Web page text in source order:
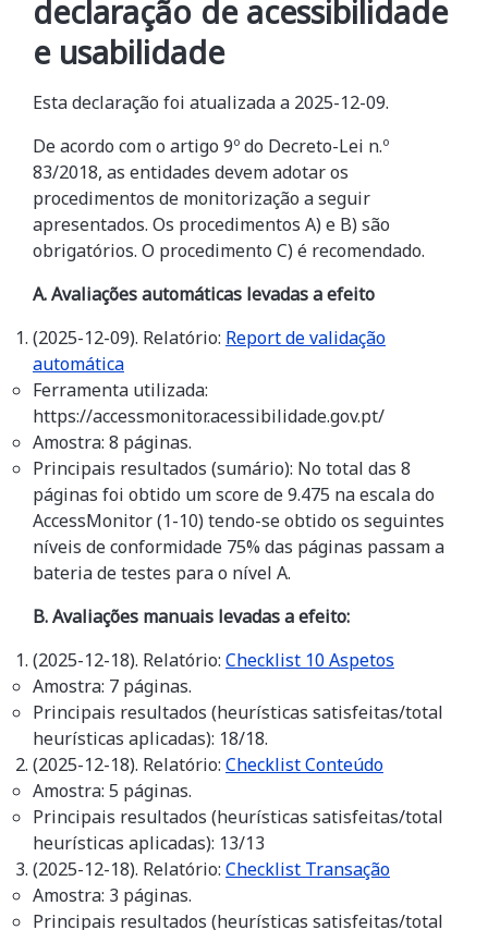
declaração de acessibilidade
e usabilidade
Esta declaração foi atualizada a 2025-12-09.
De acordo com o artigo 9º do Decreto-Lei n.º
83/2018, as entidades devem adotar os
procedimentos de monitorização a seguir
apresentados. Os procedimentos A) e B) são
obrigatórios. O procedimento C) é recomendado.
A. Avaliações automáticas levadas a efeito
(2025-12-09). Relatório: Report de validação
automática
Ferramenta utilizada:
https://accessmonitor.acessibilidade.gov.pt/
Amostra: 8 páginas.
Principais resultados (sumário): No total das 8
páginas foi obtido um score de 9.475 na escala do
AccessMonitor (1-10) tendo-se obtido os seguintes
níveis de conformidade 75% das páginas passam a
bateria de testes para o nível A.
B. Avaliações manuais levadas a efeito:
(2025-12-18). Relatório: Checklist 10 Aspetos
Amostra: 7 páginas.
Principais resultados (heurísticas satisfeitas/total
heurísticas aplicadas): 18/18.
(2025-12-18). Relatório: Checklist Conteúdo
Amostra: 5 páginas.
Principais resultados (heurísticas satisfeitas/total
heurísticas aplicadas): 13/13
(2025-12-18). Relatório: Checklist Transação
Amostra: 3 páginas.
Principais resultados (heurísticas satisfeitas/total